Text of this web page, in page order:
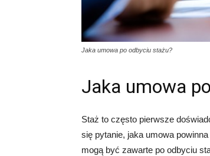
Jaka umowa po odbyciu stażu?
Jaka umowa
Staż to często pierwsze
się pytanie, jaka umowa
mogą być zawarte po odbyciu